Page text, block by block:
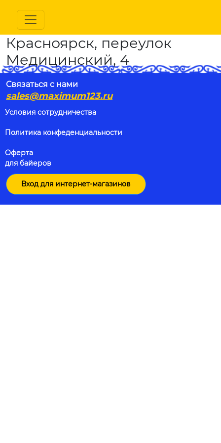
Красноярск, переулок
Медицинский, 4
Связаться с нами
sales@maximum123.ru
Условия сотрудничества
Политика конфеденциальности
Оферта
для байеров
Вход для интернет-магазинов